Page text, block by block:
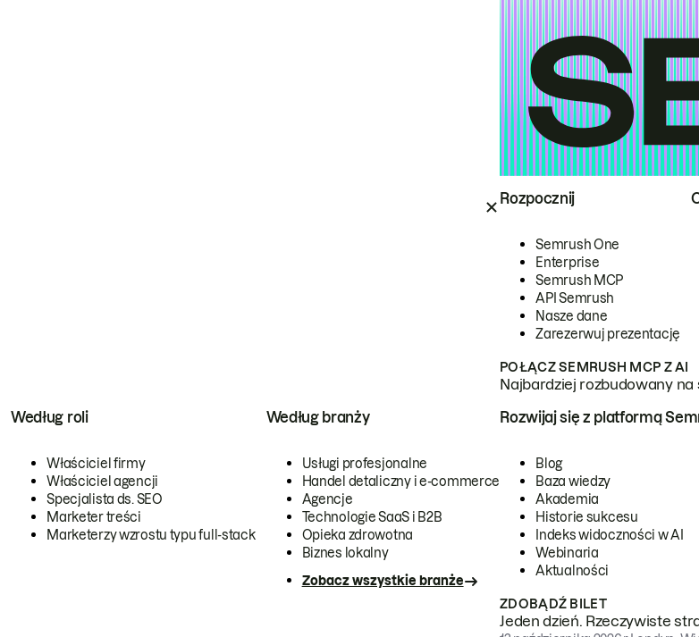
Rozpocznij
Semrush One
Enterprise
Semrush MCP
API Semrush
Nasze dane
Zarezerwuj prezentację
POŁĄCZ SEMRUSH MCP Z AI
Najbardziej rozbudowany
Według roli
Właściciel firmy
Właściciel agencji
Specjalista ds. SEO
Marketer treści
Marketerzy wzrostu typu full-stack
Według branży
Usługi profesjonalne
Handel detaliczny i e-commerce
Agencje
Technologie SaaS i B2B
Opieka zdrowotna
Biznes lokalny
Zobacz wszystkie branże
Rozwijaj się z platformą
Blog
Baza wiedzy
Akademia
Historie sukcesu
Indeks widoczności w AI
Webinaria
Aktualności
ZDOBĄDŹ BILET
Jeden dzień. Rzeczywiste